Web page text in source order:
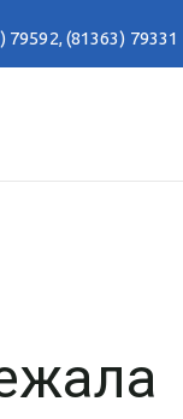
79592,(81363) 79331